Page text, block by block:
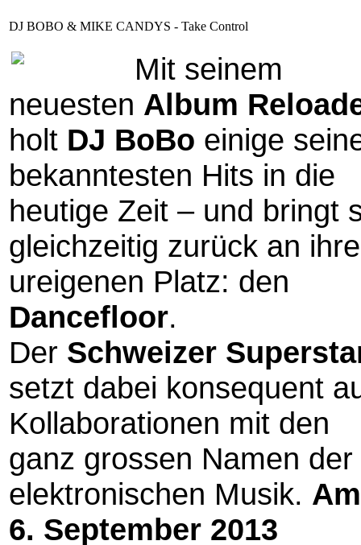
DJ BOBO & MIKE CANDYS - Take Control
Mit seinem
neuesten Album
holt DJ BoBo einige
bekanntesten Hits in die
heutige Zeit – und bringt
gleichzeitig zurück an
ureigenen Platz: den
Dancefloor.
Der Schweizer
setzt dabei konsequent
Kollaborationen mit den
ganz grossen Namen der
elektronischen Musik. Am
6. September 2013